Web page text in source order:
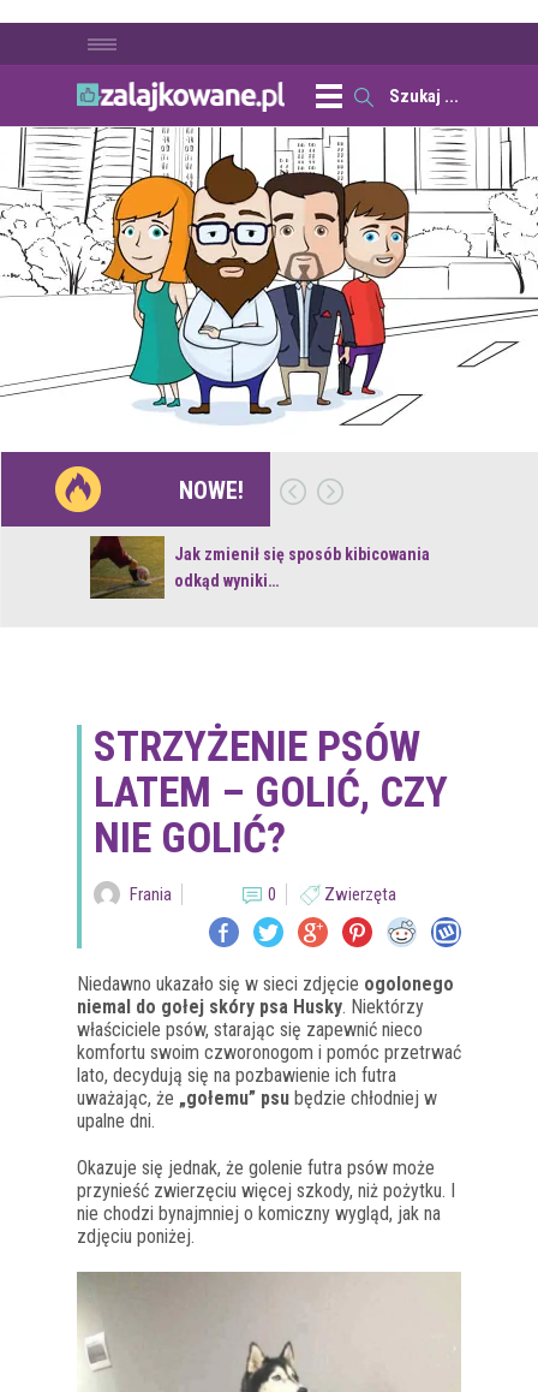
NOWE!
Jak zmienił się sposób kibicowania
odkąd wyniki…
STRZYŻENIE PSÓW
LATEM – GOLIĆ, CZY
NIE GOLIĆ?
Frania 0 Zwierzęta
Niedawno ukazało się w sieci zdjęcie ogolonego
niemal do gołej skóry psa Husky. Niektórzy
właściciele psów, starając się zapewnić nieco
komfortu swoim czworonogom i pomóc przetrwać
lato, decydują się na pozbawienie ich futra
uważając, że „gołemu” psu będzie chłodniej w
upalne dni.
Okazuje się jednak, że golenie futra psów może
przynieść zwierzęciu więcej szkody, niż pożytku. I
nie chodzi bynajmniej o komiczny wygląd, jak na
zdjęciu poniżej.